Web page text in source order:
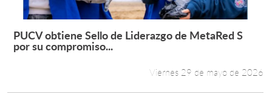
Formación Continua
Leer más +
PUCV obtiene Sello de Liderazgo de MetaRed S
por su compromiso...
Viernes 29 de mayo de 2026